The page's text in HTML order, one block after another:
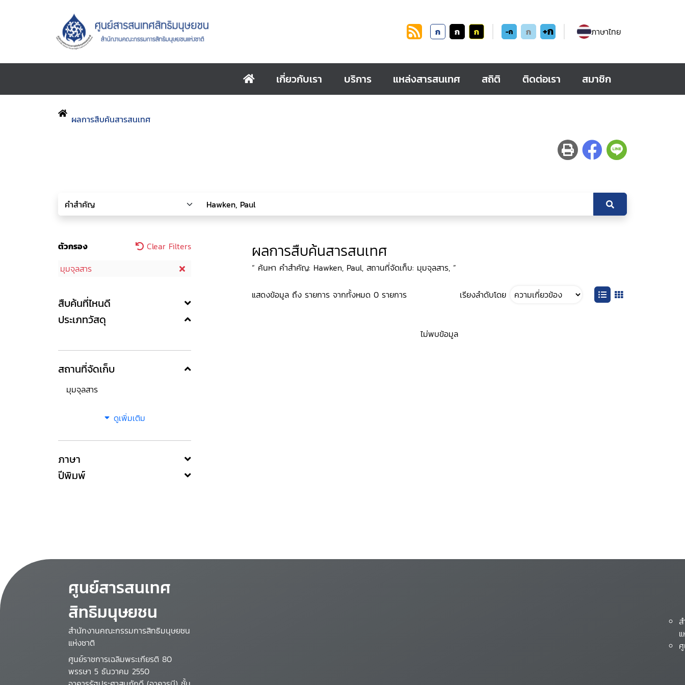
ก ก ก -ก ก +ก ภาษาไทย
เกี่ยวกับเรา บริการ แหล่งสารสนเทศ สถิติ ติดต่อเรา สมาชิก
ผลการสืบค้นสารสนเทศ
ตัวกรอง
Clear Filters
มุมจุลสาร
สืบค้นที่ไหนดี
ประเภทวัสดุ
สถานที่จัดเก็บ
มุมจุลสาร
ดูเพิ่มเติม
ภาษา
ปีพิมพ์
ผลการสืบค้นสารสนเทศ
“ ค้นหา คำสำคัญ: Hawken, Paul, สถานที่จัดเก็บ: มุมจุลสาร, ”
แสดงข้อมูล ถึง รายการ จากทั้งหมด 0 รายการ เรียงลำดับโดย
ไม่พบข้อมูล
ศูนย์สารสนเทศ
สิทธิมนุษยชน
สำนักงานคณะกรรมการสิทธิมนุษยชน
แห่งชาติ
ศูนย์ราชการเฉลิมพระเกียรติ 80
พรรษา 5 ธันวาคม 2550